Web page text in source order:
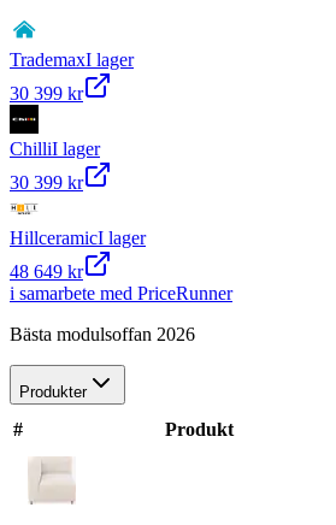
TrademaxI lager
30 399 kr
ChilliI lager
30 399 kr
HillceramicI lager
48 649 kr
i samarbete med PriceRunner
Bästa modulsoffan 2026
Produkter
# Produkt